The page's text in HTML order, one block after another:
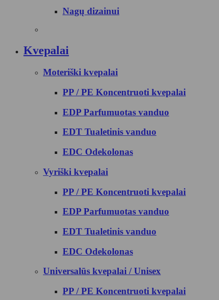
Nagų dizainui
Kvepalai
Moteriški kvepalai
PP / PE Koncentruoti kvepalai
EDP Parfumuotas vanduo
EDT Tualetinis vanduo
EDC Odekolonas
Vyriški kvepalai
PP / PE Koncentruoti kvepalai
EDP Parfumuotas vanduo
EDT Tualetinis vanduo
EDC Odekolonas
Universalūs kvepalai / Unisex
PP / PE Koncentruoti kvepalai